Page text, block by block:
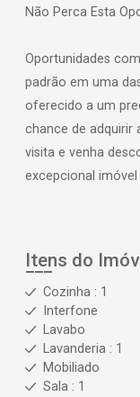
Não Perca Esta
Oportunidades
padrão em uma
oferecido a um
chance de adquirir
visita e venha
excepcional
Itens do
Cozinha : 1
Interfone
Lavabo
Lavanderia : 1
Mobiliado
Sala : 1